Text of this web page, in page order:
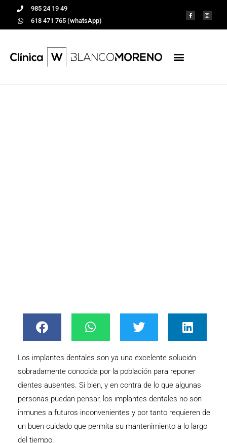
985 24 19 49
618 471 765 (whatsApp)
Los implantes dentales son ya una excelente solución
sobradamente conocida por la población para reponer
dientes ausentes. Si bien, y en contra de lo que algunas
personas puedan pensar, los implantes dentales no son
inmunes a futuros inconvenientes y por tanto requieren de
un buen cuidado que permita su mantenimiento a lo largo
del tiempo.